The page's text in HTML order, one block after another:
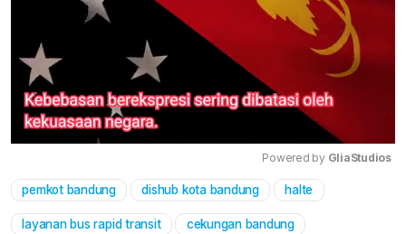
Powered by GliaStudios
pemkot bandung dishub kota bandung halte
layanan bus rapid transit cekungan bandung